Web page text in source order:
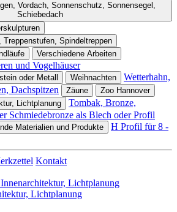
Vordach, Sonnenschutz, Sonnensegel,
Schiebedach
Treppenstufen, Spindeltreppen
Verschiedene Arbeiten
und Vogelhäuser
oder Metall Weihnachten
Wetterhahn,
Dachspitzen
Zäune
Zoo Hannover
Lichtplanung
Tombak, Bronze,
Schmiedebronze als Blech oder Profil
Materialien und Produkte
H Profil für 8 -
Kontakt
Lichtplanung
Lichtplanung